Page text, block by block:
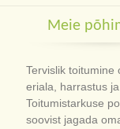
Meie
Tervislik toitumine
eriala, harrastus ja
Toitumistarkuse
soovist jagada